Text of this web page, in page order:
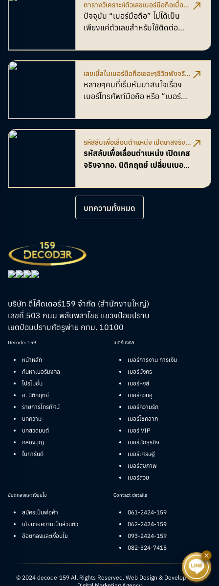
ตารางวิเคราะห์ตัวเลขเบอร์มือถือเบื้อง
ต้น โดย อ.นิติกฤตย์ กิตติศรีวรนันท์ (ผู้
คิดค้นศาสตร์พลังตัวเลข)
ปัจจุบัน “เบอร์มือถือ” ไม่ได้เป็น
เพียงแค่ตัวเลขสำหรับใช้ติดต่อ
กลายเป็นหนึ่งในศาสตร์แห่งการ
เสริมพลังงาน ดวงชะตา เสริมพลัง
ชีวิต และดึงดูดโอกาสดี ๆ เข้ามาได้
โดยศาสตร์พลังตัวเลขนี้ถูกศึกษา
คิดค้น เก็บข้อมูล และนำมาเผย
ศรีวรนันท์ผู้เชี่ยวชาญด้านพลัง
ของการถอดรหัสเบอร์โทรศัพท์มือ
ถือในเมืองไทย
เลขเบิ้ลในเบอร์มือถือเยอะๆชีวิตพังจริง
ไหม
หลายๆคนที่เริ่มหันมาสนใจเรื่อง
เบอร์โทรศัพท์มือถือ หรือ “เบอร์
ว่า "เลขเบิ้ล" หรือเลขซ้ำๆกันใน
เบอร์โทรศัพท์นั้นไม่ดีแล้วมันจริง
ไหม? วันนี้เราจะมาไขข้อสงสัยกัน
ค่ะ!
รหัสลับเพื่อเลื่อนตำแหน่ง เปิดเคสจริง
จากอ. นิติกฤตย์ เปลี่ยนเบอร์ เปลี่ยน
จังหวะชีวิต
รหัสลับเพื่อเลื่อนตำแหน่ง เปิดเคส
จริงจากอ. นิติกฤตย์ เปลี่ยนเบอร์
บทความทั้งหมด
บริษัท ดีโค๊ดเดอร์159 จำกัด (สำนักงานใหญ่)
เลขที่ 503 ถนน พลับพลาไชย แขวงป้อมปราบ
เขตป้อมปราบศัตรูพ่าย กทม. 10100
Decoder 159
หน้าหลัก
ค้นหาเบอร์มงคล
โปรโมชั่น
อ. นิติกฤตย์
รายการโทรทัศน์
บทความ
บทสวดมนต์
กล่องบุญ
ใบการันตี
เบอร์มงคล
เบอร์การงาน การเงิน
เบอร์มังกร
เบอร์หงส์
เบอร์กวนอู
เบอร์ความรัก
เบอร์โชคลาภ
เบอร์ VIP
เบอร์นักธุรกิจ
เบอร์เศรษฐี
เบอร์สุขภาพ
เบอร์สวย
ข้อตกลงและเงื่อนไข
สมัครเป็นพ่อค้า
นโยบายความเป็นส่วนตัว
ข้อตกลงและเงื่อนไข
Contact details
061-2424-159
062-2424-159
093-2424-159
082-324-7415
© 2024 decoder159 All Rights Reserved. Web Design & Development |